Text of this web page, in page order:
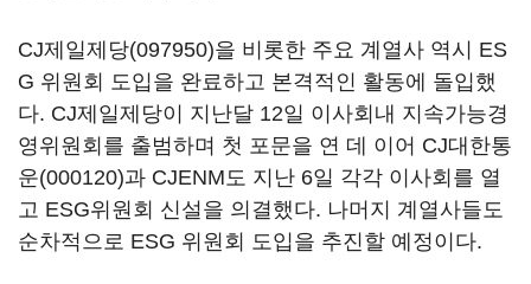
CJ제일제당(097950)을 비롯한 주요 계열사 역시 ES
G 위원회 도입을 완료하고 본격적인 활동에 돌입했
다. CJ제일제당이 지난달 12일 이사회내 지속가능경
영위원회를 출범하며 첫 포문을 연 데 이어 CJ대한통
운(000120)과 CJENM도 지난 6일 각각 이사회를 열
고 ESG위원회 신설을 의결했다. 나머지 계열사들도
순차적으로 ESG 위원회 도입을 추진할 예정이다.